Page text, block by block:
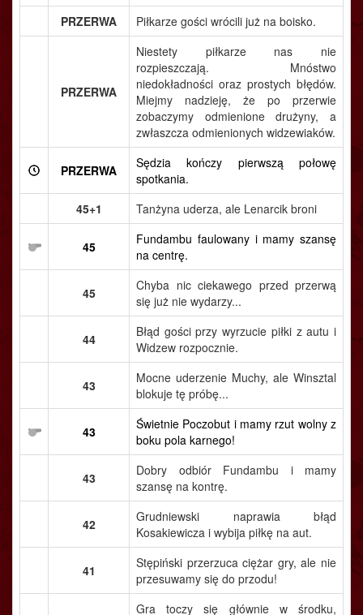
PRZERWA
Piłkarze gości wrócili już na boisko.
PRZERWA
Niestety piłkarze nas nie
rozpieszczają. Mnóstwo
niedokładności oraz prostych błędów.
Miejmy nadzieję, że po przerwie
zobaczymy odmienione drużyny, a
zwłaszcza odmienionych widzewiaków.
PRZERWA
Sędzia kończy pierwszą połowę
spotkania.
45+1
Tanżyna uderza, ale Lenarcik broni
45
Fundambu faulowany i mamy szansę
na centrę.
45
Chyba nic ciekawego przed przerwą
się już nie wydarzy...
44
Błąd gości przy wyrzucie piłki z autu i
Widzew rozpocznie.
43
Mocne uderzenie Muchy, ale Winsztal
blokuje tę próbę...
43
Świetnie Poczobut i mamy rzut wolny z
boku pola karnego!
43
Dobry odbiór Fundambu i mamy
szansę na kontrę.
42
Grudniewski naprawia błąd
Kosakiewicza i wybija piłkę na aut.
41
Stępiński przerzuca ciężar gry, ale nie
przesuwamy się do przodu!
Gra toczy się głównie w środku,